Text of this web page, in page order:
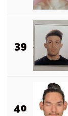
39
40